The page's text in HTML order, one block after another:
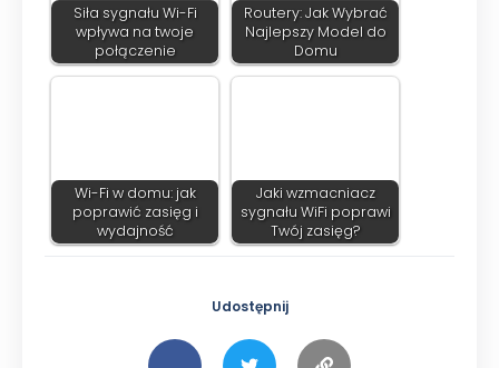
Siła sygnału Wi-Fi
wpływa na twoje
połączenie
Routery: Jak Wybrać
Najlepszy Model do
Domu
Wi-Fi w domu: jak
poprawić zasięg i
wydajność
Jaki wzmacniacz
sygnału WiFi poprawi
Twój zasięg?
Udostępnij